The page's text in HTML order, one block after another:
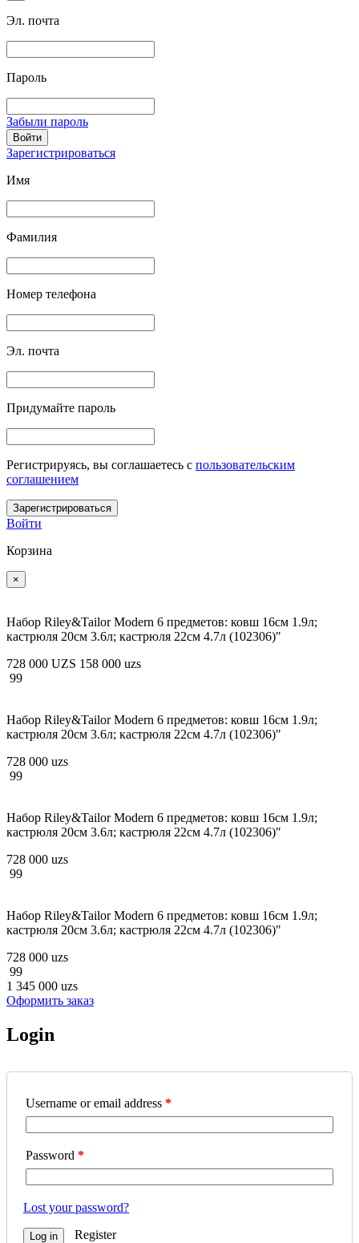
Эл. почта
Пароль
Забыли пароль
Войти
Зарегистрироваться
Имя
Фамилия
Номер телефона
Эл. почта
Придумайте пароль
Регистрируясь, вы соглашаетесь c пользовательским
соглашением
Зарегистрироваться
Войти
Корзина
×
Набор Riley&Tailor Modern 6 предметов: ковш 16см 1.9л;
кастрюля 20см 3.6л; кастрюля 22см 4.7л (102306)"
728 000 UZS 158 000 uzs
99
Набор Riley&Tailor Modern 6 предметов: ковш 16см 1.9л;
кастрюля 20см 3.6л; кастрюля 22см 4.7л (102306)"
728 000 uzs
99
Набор Riley&Tailor Modern 6 предметов: ковш 16см 1.9л;
кастрюля 20см 3.6л; кастрюля 22см 4.7л (102306)"
728 000 uzs
99
Набор Riley&Tailor Modern 6 предметов: ковш 16см 1.9л;
кастрюля 20см 3.6л; кастрюля 22см 4.7л (102306)"
728 000 uzs
99
1 345 000 uzs
Оформить заказ
Login
Username or email address *
Password *
Lost your password?
Log in Register